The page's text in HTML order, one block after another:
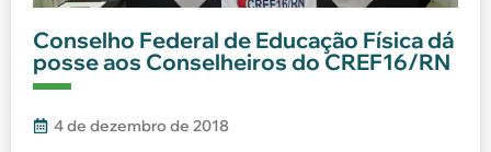
Conselho Federal de Educação Física dá
posse aos Conselheiros do CREF16/RN
4 de dezembro de 2018